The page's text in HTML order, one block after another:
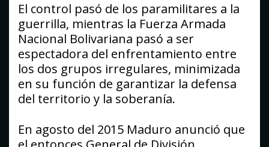
El control pasó de los paramilitares a la
guerrilla, mientras la Fuerza Armada
Nacional Bolivariana pasó a ser
espectadora del enfrentamiento entre
los dos grupos irregulares, minimizada
en su función de garantizar la defensa
del territorio y la soberanía.
En agosto del 2015 Maduro anunció que